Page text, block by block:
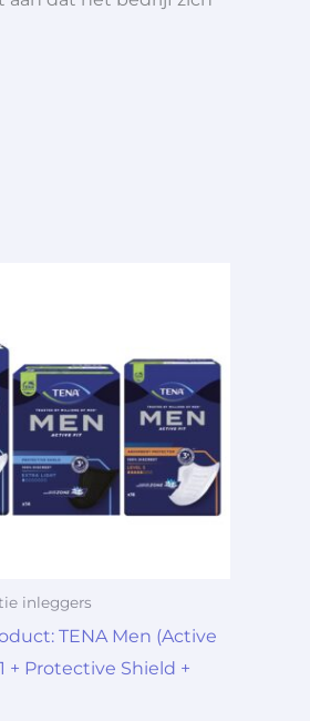
inleggers
TENA Men (Active
+ Protective Shield +